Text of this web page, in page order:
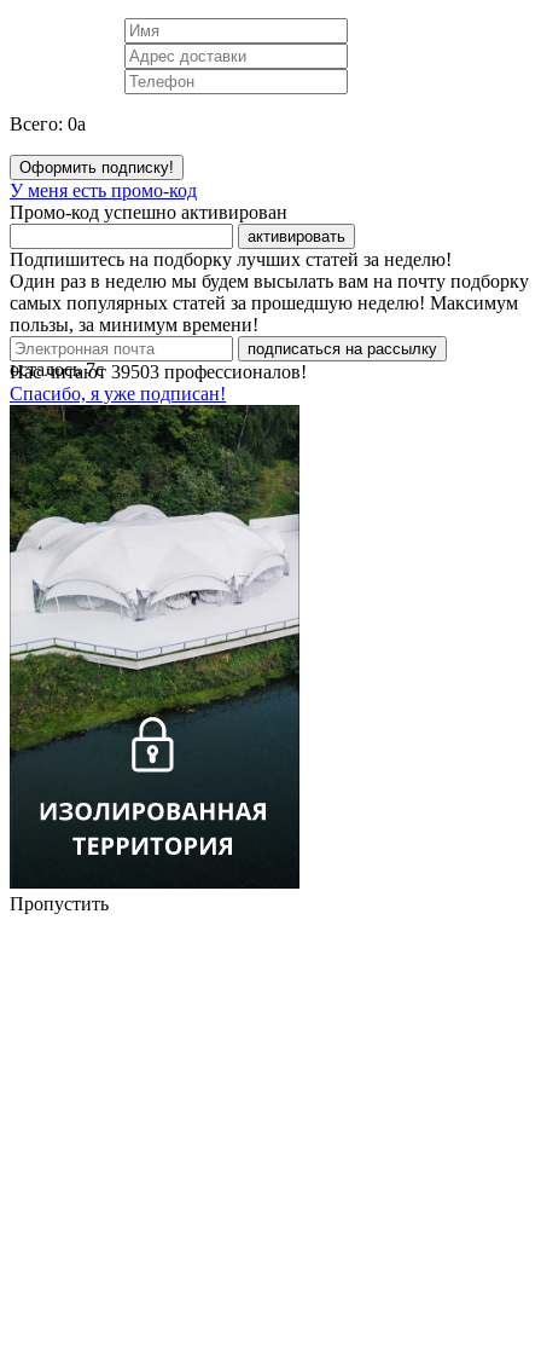
Всего: 0a
Оформить подписку!
У меня есть промо-код
Промо-код успешно активирован
активировать
Подпишитесь на подборку лучших статей за неделю!
Один раз в неделю мы будем высылать вам на почту подборку
самых популярных статей за прошедшую неделю! Максимум
пользы, за минимум времени!
подписаться на рассылку
Нас читают 39503 профессионалов!
Спасибо, я уже подписан!
осталось7с
Пропустить